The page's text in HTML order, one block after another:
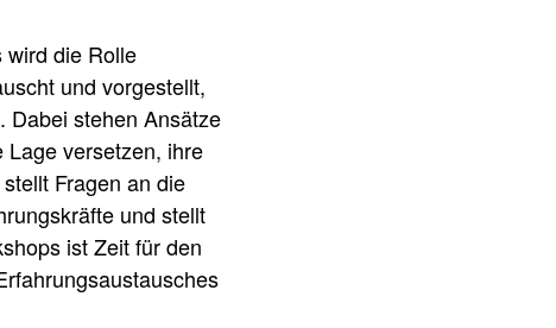
wird die Rolle
und vorgestellt,
Dabei stehen Ansätze
versetzen, ihre
Fragen an die
und stellt
ist Zeit für den